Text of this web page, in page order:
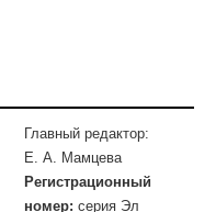
Главный редактор:
Е. А. Мамцева
Регистрационный
номер: серия Эл